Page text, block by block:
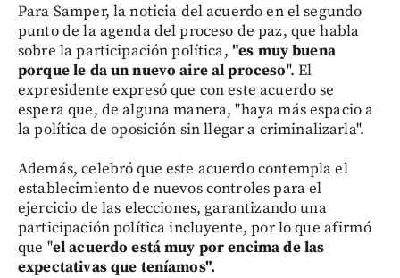
Para Samper, la noticia del acuerdo en el segundo
punto de la agenda del proceso de paz, que habla
sobre la participación política, "es muy buena
porque le da un nuevo aire al proceso". El
expresidente expresó que con este acuerdo se
espera que, de alguna manera, "haya más espacio a
la política de oposición sin llegar a criminalizarla".
Además, celebró que este acuerdo contempla el
establecimiento de nuevos controles para el
ejercicio de las elecciones, garantizando una
participación política incluyente, por lo que afirmó
que "el acuerdo está muy por encima de las
expectativas que teníamos".